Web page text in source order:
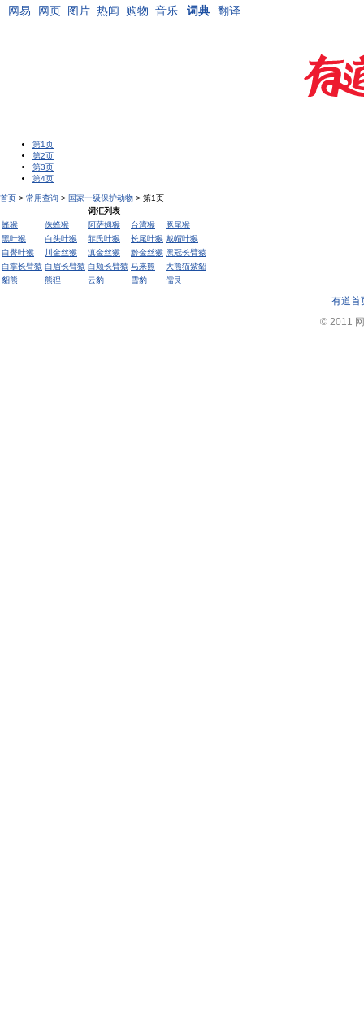
网易 网页 图片 热闻 购物 音乐 词典 翻译
第1页
第2页
第3页
第4页
首页 > 常用查询 > 国家一级保护动物 > 第1页
词汇列表
蜂猴
侏蜂猴 阿萨姆猴 台湾猴
豚尾猴
黑叶猴
白头叶猴 菲氏叶猴 长尾叶猴 戴帽叶猴
白臀叶猴
川金丝猴 滇金丝猴 黔金丝猴 黑冠长臂猿
白掌长臂猿 白眉长臂猿 白颊长臂猿 马来熊
大熊猫紫貂
貂熊
熊狸 云豹 雪豹 儒艮
有道首
© 2011